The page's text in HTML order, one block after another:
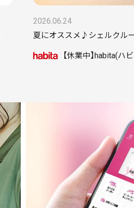
2026.06.24
夏にオススメ♪シェルクル
【休業中】habita(ハ